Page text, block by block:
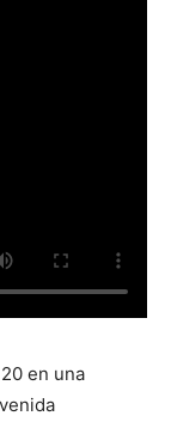
en una